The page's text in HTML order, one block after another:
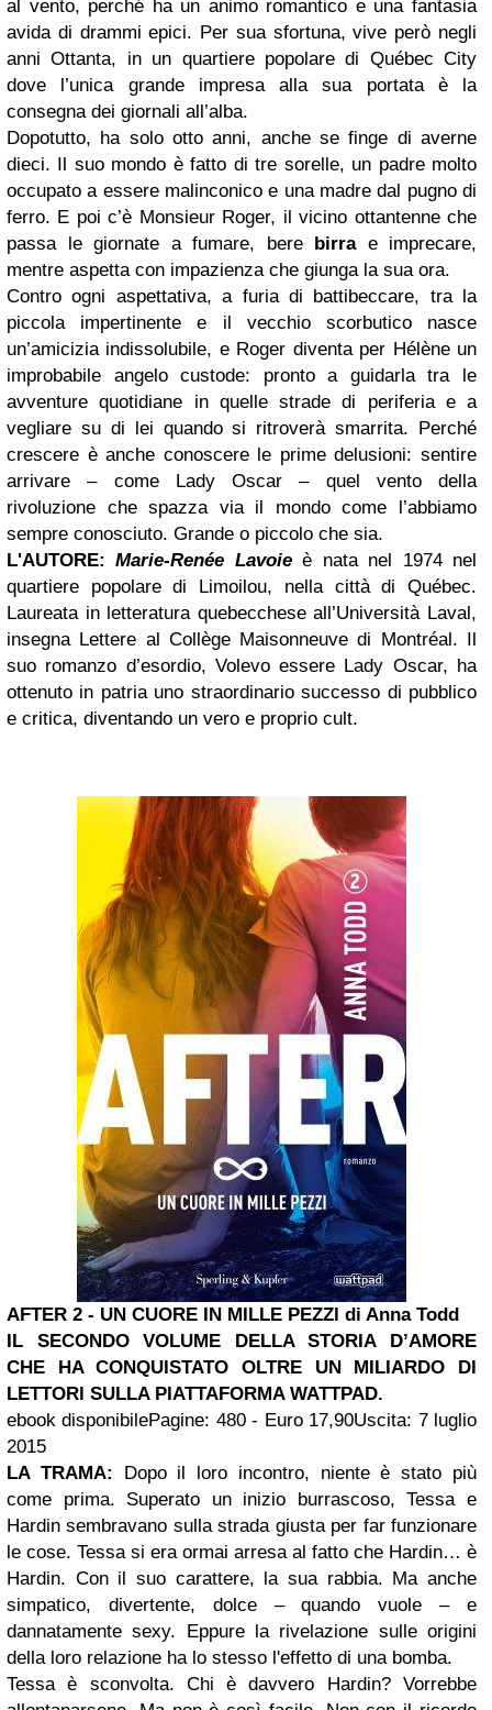
al vento, perché ha un animo romantico e una fantasia
avida di drammi epici. Per sua sfortuna, vive però negli
anni Ottanta, in un quartiere popolare di Québec City
dove l’unica grande impresa alla sua portata è la
consegna dei giornali all’alba.
Dopotutto, ha solo otto anni, anche se finge di averne
dieci. Il suo mondo è fatto di tre sorelle, un padre molto
occupato a essere malinconico e una madre dal pugno di
ferro. E poi c’è Monsieur Roger, il vicino ottantenne che
passa le giornate a fumare, bere
birrae imprecare,
mentre aspetta con impazienza che giunga la sua ora.
Contro ogni aspettativa, a furia di battibeccare, tra la
piccola impertinente e il vecchio scorbutico nasce
un’amicizia indissolubile, e Roger diventa per Hélène un
improbabile angelo custode: pronto a guidarla tra le
avventure quotidiane in quelle strade di periferia e a
vegliare su di lei quando si ritroverà smarrita. Perché
crescere è anche conoscere le prime delusioni: sentire
arrivare – come Lady Oscar – quel vento della
rivoluzione che spazza via il mondo come l’abbiamo
sempre conosciuto. Grande o piccolo che sia.
L'AUTORE:Marie-Renée Lavoieè nata nel 1974 nel
quartiere popolare di Limoilou, nella città di Québec.
Laureata in letteratura quebecchese all’Università Laval,
insegna Lettere al Collège Maisonneuve di Montréal. Il
suo romanzo d’esordio, Volevo essere Lady Oscar, ha
ottenuto in patria uno straordinario successo di pubblico
e critica, diventando un vero e proprio cult.
AFTER 2 - UN CUORE IN MILLE PEZZI di Anna Todd
IL SECONDO VOLUME DELLA STORIA D’AMORE
CHE HA CONQUISTATO OLTRE UN MILIARDO DI
LETTORI SULLA PIATTAFORMA WATTPAD.
ebook disponibilePagine: 480 - Euro 17,90Uscita: 7 luglio
2015
LA TRAMA:
Dopo il loro incontro, niente è stato più
come prima. Superato un inizio burrascoso, Tessa e
Hardin sembravano sulla strada giusta per far funzionare
le cose. Tessa si era ormai arresa al fatto che Hardin… è
Hardin. Con il suo carattere, la sua rabbia. Ma anche
simpatico, divertente, dolce – quando vuole – e
dannatamente sexy. Eppure la rivelazione sulle origini
della loro relazione ha lo stesso l'effetto di una bomba.
Tessa è sconvolta. Chi è davvero Hardin? Vorrebbe